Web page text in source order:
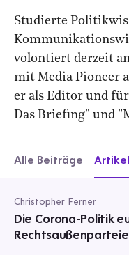
Studierte
volontiert derzeit
mit Media Pioneer
er als Editor und
Das Briefing" und
Alle Beiträge Artikel
Christopher Ferner
Die Corona-Politik